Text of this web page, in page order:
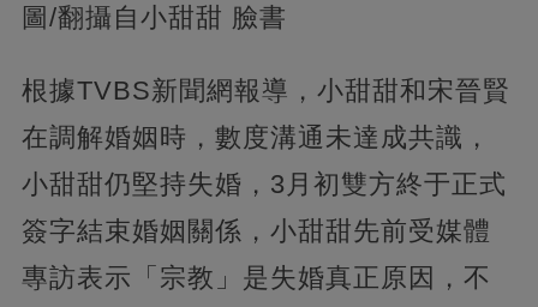
圖/翻攝自小甜甜 臉書
根據TVBS新聞網報導，小甜甜和宋晉賢
在調解婚姻時，數度溝通未達成共識，
小甜甜仍堅持失婚，3月初雙方終于正式
簽字結束婚姻關係，小甜甜先前受媒體
專訪表示「宗教」是失婚真正原因，不